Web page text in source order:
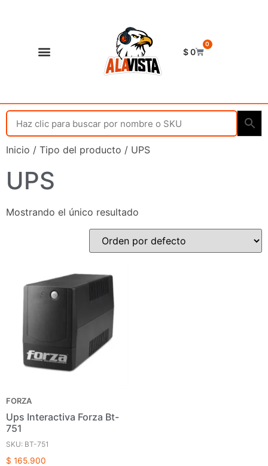
$0
0
Inicio / Tipo del producto / UPS
UPS
Mostrando el único resultado
FORZA
Ups Interactiva Forza Bt-
751
SKU: BT-751
$ 165.900